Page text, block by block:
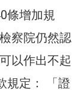
條增加規
察院仍然認
以作出不起
規定： 「證